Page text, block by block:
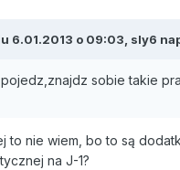
6.01.2013 o 09:03, sly6
sobie takie
to nie wiem, bo to są
na J-1?